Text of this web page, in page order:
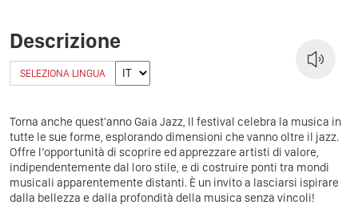
Descrizione
SELEZIONA LINGUA
Torna anche quest'anno Gaia Jazz, Il festival celebra la musica in
tutte le sue forme, esplorando dimensioni che vanno oltre il jazz.
Offre l’opportunità di scoprire ed apprezzare artisti di valore,
indipendentemente dal loro stile, e di costruire ponti tra mondi
musicali apparentemente distanti. È un invito a lasciarsi ispirare
dalla bellezza e dalla profondità della musica senza vincoli!